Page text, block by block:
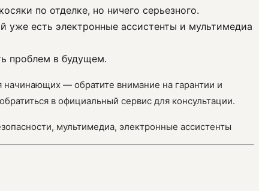
по отделке, но ничего серьезного.
уже есть электронные ассистенты и мультимедиа
проблем в будущем.
начинающих — обратите внимание на гарантии и
в официальный сервис для консультации.
мультимедиа, электронные ассистенты